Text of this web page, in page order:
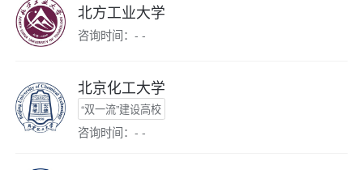
北方工业大学
咨询时间：- -
北京化工大学
“双一流”建设高校
咨询时间：- -